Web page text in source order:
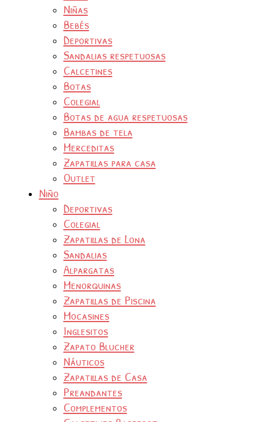
Niñas
Bebés
Deportivas
Sandalias respetuosas
Calcetines
Botas
Colegial
Botas de agua respetuosas
Bambas de tela
Merceditas
Zapatillas para casa
Outlet
Niño
Deportivas
Colegial
Zapatillas de Lona
Sandalias
Alpargatas
Menorquinas
Zapatillas de Piscina
Mocasines
Inglesitos
Zapato Blucher
Náuticos
Zapatillas de Casa
Preandantes
Complementos